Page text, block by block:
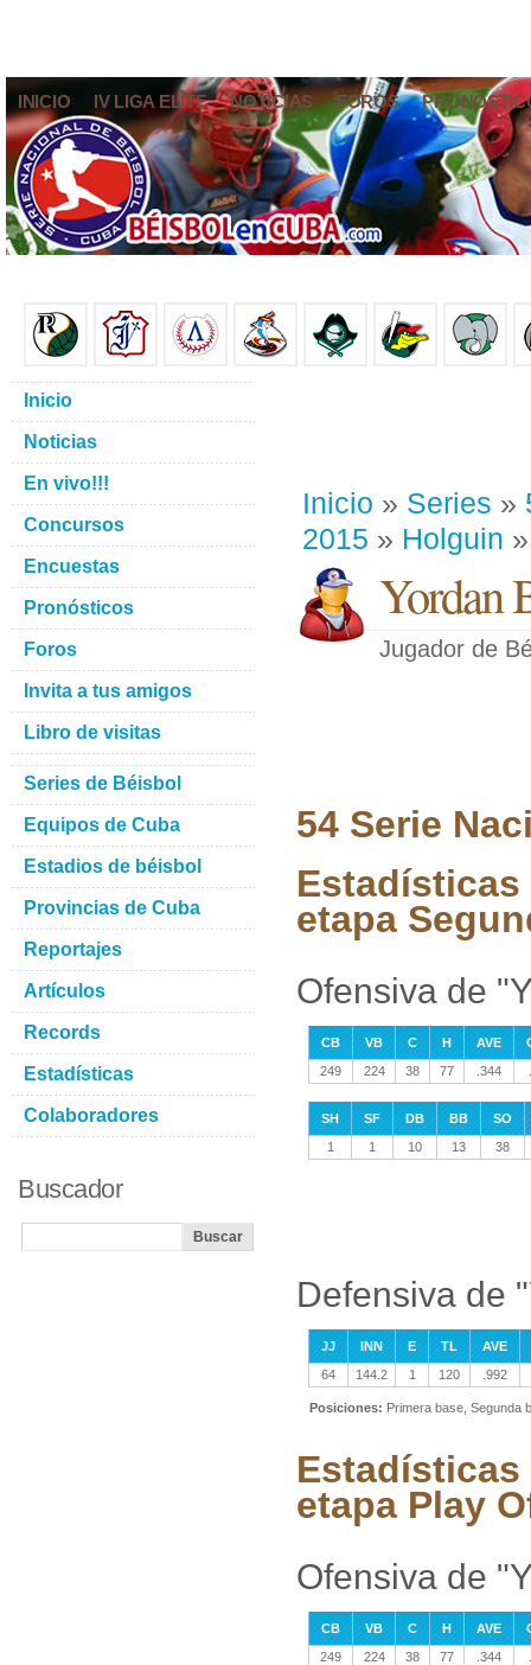
INICIO IV LIGA ELITE NOTICIAS FOROS
Inicio » Series »
2015 » Holguin
Yordan
Jugador de
54 Serie
etapa
Ofensiva de
CB VB C H AVE
249
224 38 77 .344
SH SF DB BB
SO
1
1 10 13 38
Defensiva de
JJ INN E TL
AVE
64
144.2 1 120 .992
Posiciones: Primera base, Segunda
etapa Play
Ofensiva de
CB VB C H AVE
249
224 38 77 .344
Inicio
Noticias
En vivo!!!
Concursos
Encuestas
Pronósticos
Foros
Invita a tus amigos
Libro de visitas
Series de Béisbol
Equipos de Cuba
Estadios de béisbol
Provincias de Cuba
Reportajes
Artículos
Records
Estadísticas
Colaboradores
Buscador